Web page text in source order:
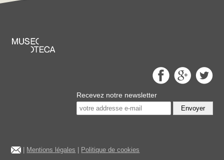
Recevez notre newsletter
Envoyer
Mentions légales Politique de cookies